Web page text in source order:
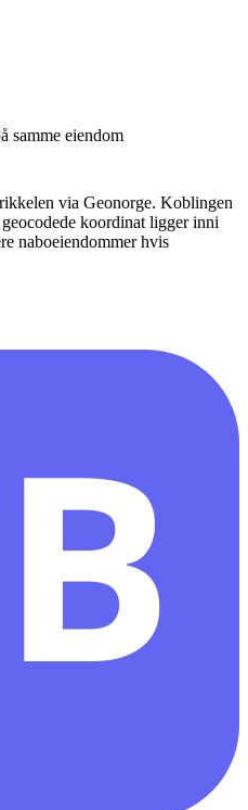
samme eiendom
via Geonorge. Koblingen
koordinat ligger inni
naboeiendommer hvis